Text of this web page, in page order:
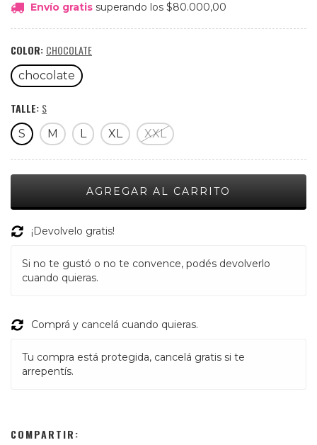
Envío gratis superando los $80.000,00
COLOR: CHOCOLATE
chocolate
TALLE: S
S M L XL XXL
¡Devolvelo gratis!
Si no te gustó o no te convence, podés devolverlo
cuando quieras.
Comprá y cancelá cuando quieras.
Tu compra está protegida, cancelá gratis si te
arrepentís.
COMPARTIR: